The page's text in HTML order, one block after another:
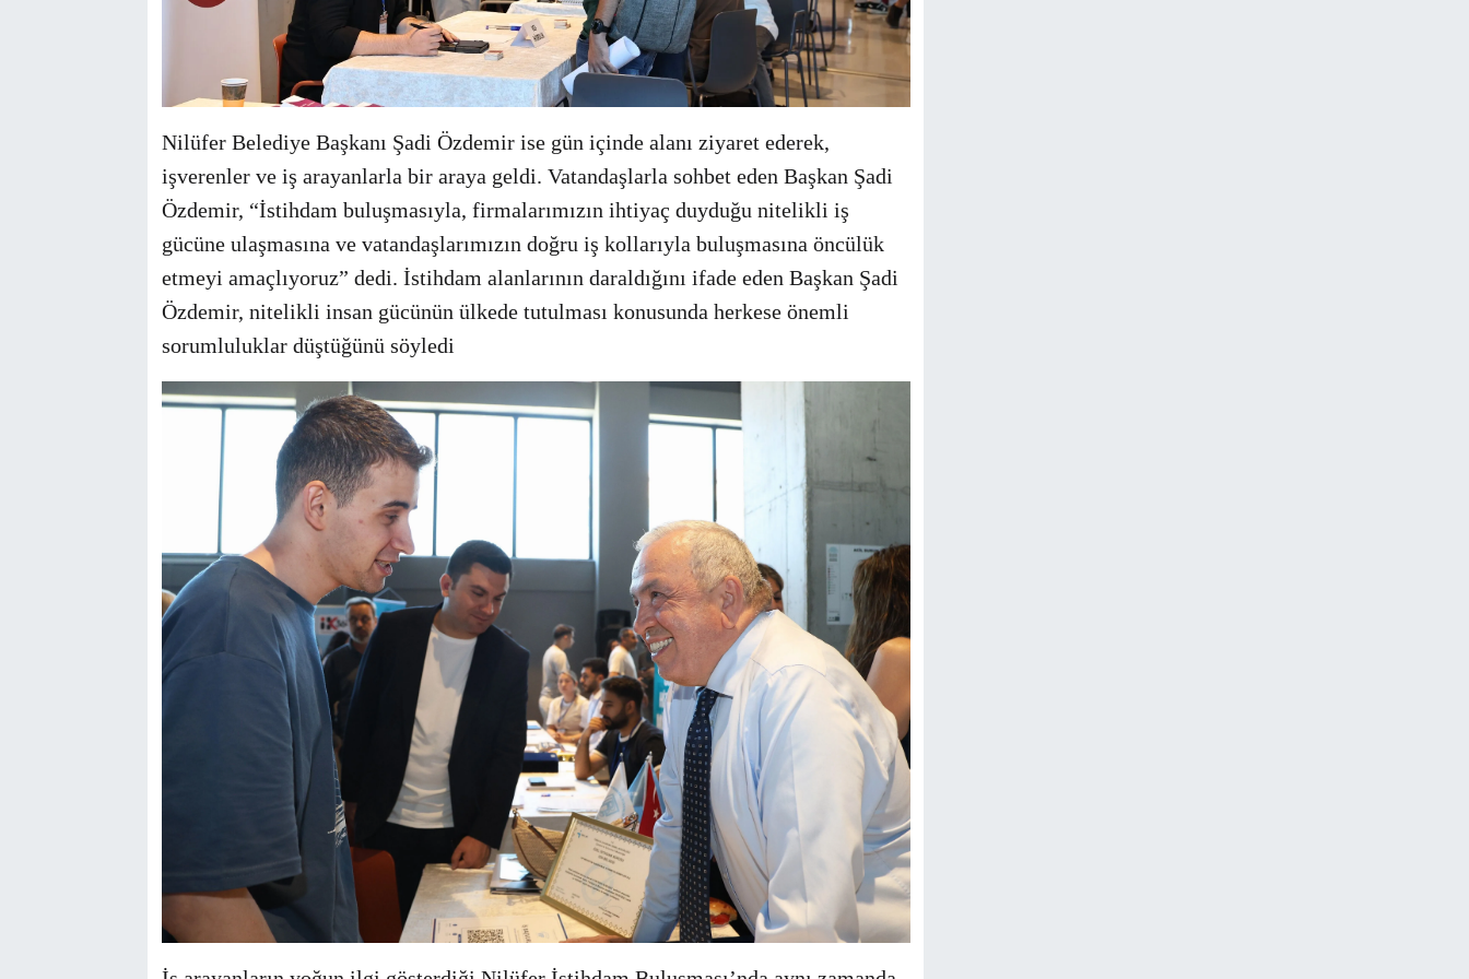
Nilüfer Belediye Başkanı Şadi Özdemir ise gün içinde alanı ziyaret ederek,
işverenler ve iş arayanlarla bir araya geldi. Vatandaşlarla sohbet eden Başkan Şadi
Özdemir, “İstihdam buluşmasıyla, firmalarımızın ihtiyaç duyduğu nitelikli iş
gücüne ulaşmasına ve vatandaşlarımızın doğru iş kollarıyla buluşmasına öncülük
etmeyi amaçlıyoruz” dedi. İstihdam alanlarının daraldığını ifade eden Başkan Şadi
Özdemir, nitelikli insan gücünün ülkede tutulması konusunda herkese önemli
sorumluluklar düştüğünü söyledi